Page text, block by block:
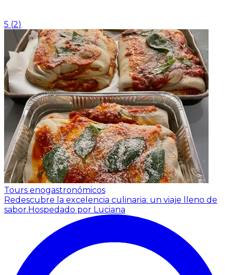
5 (2)
Tours enogastronómicos
Redescubre la excelencia culinaria: un viaje lleno de
sabor.Hospedado por Luciana